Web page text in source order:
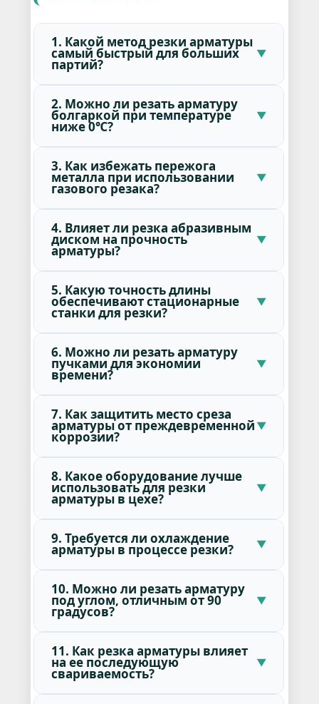
1. Какой метод резки арматуры
самый быстрый для больших
партий?
2. Можно ли резать арматуру
болгаркой при температуре
ниже 0℃?
3. Как избежать пережога
металла при использовании
газового резака?
4. Влияет ли резка абразивным
диском на прочность
арматуры?
5. Какую точность длины
обеспечивают стационарные
станки для резки?
6. Можно ли резать арматуру
пучками для экономии
времени?
7. Как защитить место среза
арматуры от преждевременной
коррозии?
8. Какое оборудование лучше
использовать для резки
арматуры в цехе?
9. Требуется ли охлаждение
арматуры в процессе резки?
10. Можно ли резать арматуру
под углом, отличным от 90
градусов?
11. Как резка арматуры влияет
на ее последующую
свариваемость?